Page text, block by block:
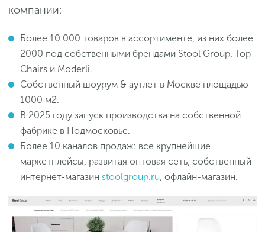
компании:
Более 10 000 товаров в ассортименте, из них более
2000 под собственными брендами Stool Group, Top
Chairs и Moderli.
Собственный шоурум & аутлет в Москве площадью
1000 м2.
В 2025 году запуск производства на собственной
фабрике в Подмосковье.
Более 10 каналов продаж: все крупнейшие
маркетплейсы, развитая оптовая сеть, собственный
интернет-магазин stoolgroup.ru, офлайн-магазин.